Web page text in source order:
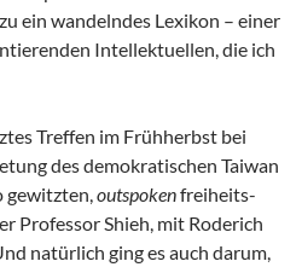
ein wandelndes Lexikon – einer
Intellektuellen, die ich
Treffen im Frühherbst bei
des demokratischen Taiwan
gewitzten,outspokenfreiheits-
Professor Shieh, mit Roderich
natürlich ging es auch darum,